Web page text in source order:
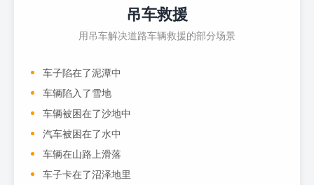
吊车救援
用吊车解决道路车辆救援的部分场景
车子陷在了泥潭中
车辆陷入了雪地
车辆被困在了沙地中
汽车被困在了水中
车辆在山路上滑落
车子卡在了沼泽地里